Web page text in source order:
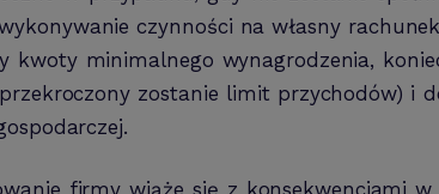
czynności na własny
kwoty minimalnego wynagrodzenia,
zostanie limit przychodów) i
firmy wiąże się z konsekwencjami